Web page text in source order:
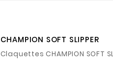
CHAMPION SOFT SLIPPER
Claquettes CHAMPION SOFT